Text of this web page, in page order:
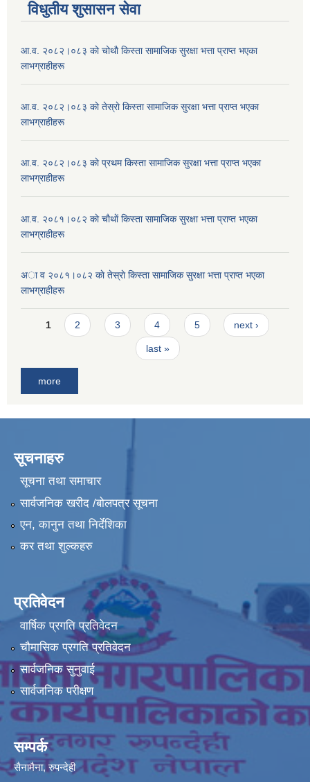
विधुतीय शुसासन सेवा
आ.व. २०८२।०८३ काे चोथाै‌ किस्ता सामाजिक सुरक्षा भत्ता प्राप्त भएका
लाभग्राहीहरू
आ.व. २०८२।०८३ काे तेस्राे किस्ता सामाजिक सुरक्षा भत्ता प्राप्त भएका
लाभग्राहीहरू
आ.व. २०८२।०८३ काे प्रथम किस्ता सामाजिक सुरक्षा भत्ता प्राप्त भएका
लाभग्राहीहरू
आ.व. २०८१।०८२ काे चाैथाें किस्ता सामाजिक सुरक्षा भत्ता प्राप्त भएका
लाभग्राहीहरू
अा व २०८१।०८२ काे तेस्राे किस्ता सामाजिक सुरक्षा भत्ता प्राप्त भएका
लाभग्राहीहरू
Pages
1 2 3 4 5 next ›
last »
more
सूचनाहरु
सूचना तथा समाचार
सार्वजनिक खरीद /बोलपत्र सूचना
एन, कानुन तथा निर्देशिका
कर तथा शुल्कहरु
प्रतिवेदन
वार्षिक प्रगति प्रतिवेदन
चौमासिक प्रगति प्रतिवेदन
सार्वजनिक सुनुवाई
सार्वजनिक परीक्षण
सम्पर्क
सैनामैना, रुपन्देही